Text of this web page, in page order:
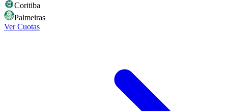
Coritiba
Palmeiras
Ver Cuotas